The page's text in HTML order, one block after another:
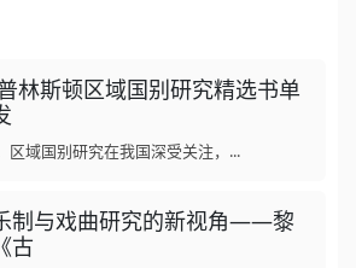
林斯顿区域国别研究精选书单
区域国别研究在我国深受关注，...
制与戏曲研究的新视角——黎
古